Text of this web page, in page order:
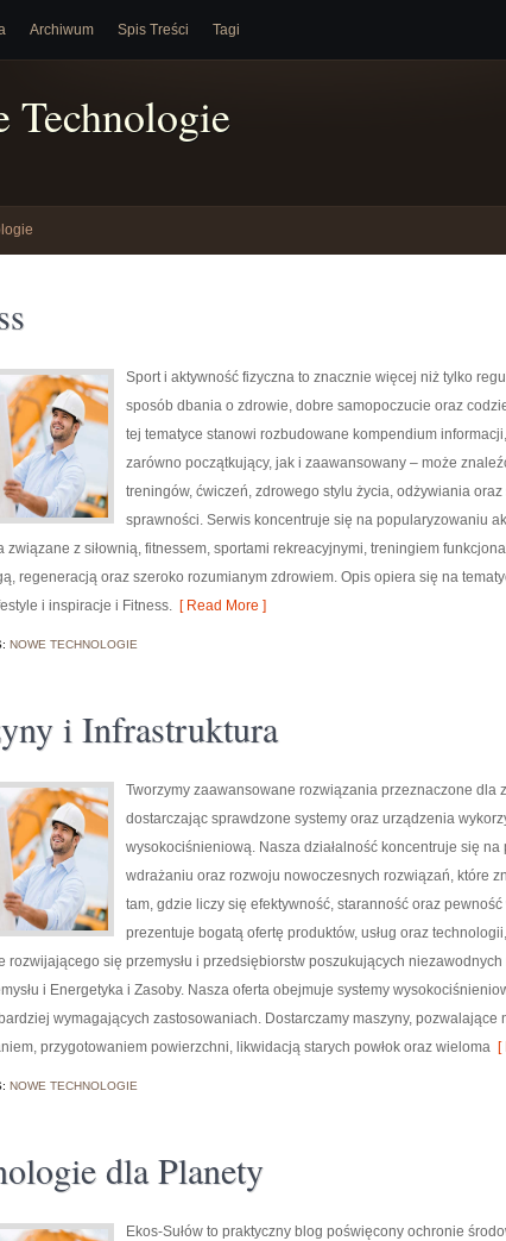
Archiwum Spis Treści Tagi
Technologie
Sport i aktywność fizyczna to znacznie więcej niż tylko
sposób dbania o zdrowie, dobre samopoczucie oraz
tej tematyce stanowi rozbudowane kompendium
zarówno początkujący, jak i zaawansowany – może
treningów, ćwiczeń, zdrowego stylu życia, odżywiania
sprawności. Serwis koncentruje się na popularyzowaniu
związane z siłownią, fitnessem, sportami rekreacyjnymi, treningiem
regeneracją oraz szeroko rozumianym zdrowiem. Opis opiera się na
i inspiracje i Fitness. [ Read More ]
NOWE TECHNOLOGIE
i Infrastruktura
Tworzymy zaawansowane rozwiązania przeznaczone dla
dostarczając sprawdzone systemy oraz urządzenia
wysokociśnieniową. Nasza działalność koncentruje się
wdrażaniu oraz rozwoju nowoczesnych rozwiązań, które
tam, gdzie liczy się efektywność, staranność oraz
prezentuje bogatą ofertę produktów, usług oraz
rozwijającego się przemysłu i przedsiębiorstw poszukujących
i Energetyka i Zasoby. Nasza oferta obejmuje systemy
wymagających zastosowaniach. Dostarczamy maszyny, pozwalające
przygotowaniem powierzchni, likwidacją starych powłok oraz wieloma [
NOWE TECHNOLOGIE
dla Planety
Ekos-Sułów to praktyczny blog poświęcony ochronie